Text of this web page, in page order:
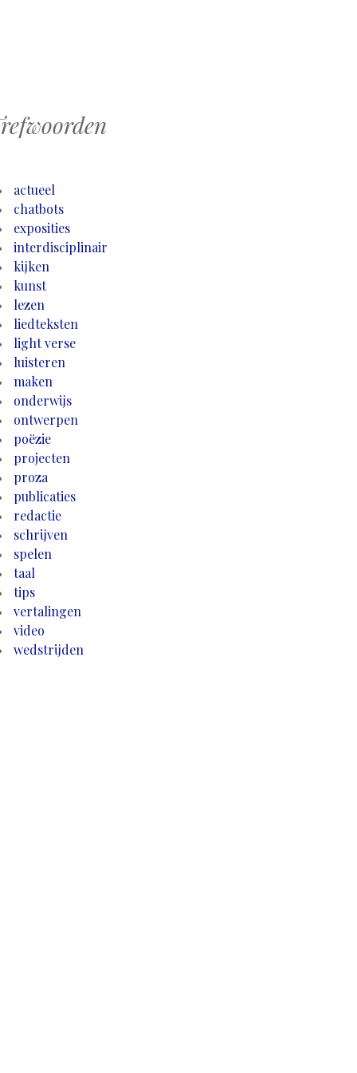
actueel
chatbots
exposities
interdisciplinair
kijken
kunst
lezen
liedteksten
light verse
luisteren
maken
onderwijs
ontwerpen
poëzie
projecten
proza
publicaties
redactie
schrijven
spelen
taal
tips
vertalingen
video
wedstrijden